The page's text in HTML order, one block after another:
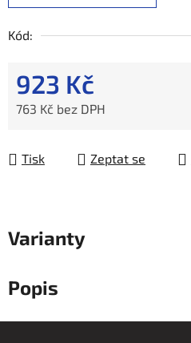
Kód:
923 Kč
763 Kč bez DPH
Tisk
Zeptat se
Varianty
Popis